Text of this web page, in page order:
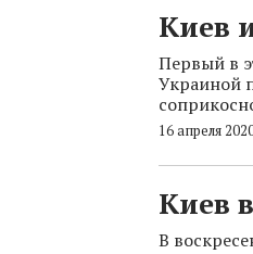
Киев
Первый в
Украиной
16 апреля
Киев
В